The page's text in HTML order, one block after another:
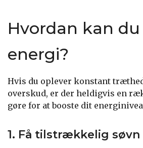
Hvordan kan
energi?
Hvis du oplever konstant
overskud, er der heldigvis en
gøre for at booste dit
1. Få tilstrækkelig søvn